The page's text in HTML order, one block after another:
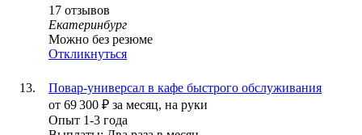
17 отзывов
Екатеринбург
Можно без резюме
Откликнуться
Повар-универсал в кафе быстрого обслуживания
от 69 300 ₽ за месяц, на руки
Опыт 1-3 года